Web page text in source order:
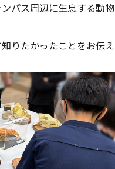
パス周辺に生息する動
りたかったことをお伝え